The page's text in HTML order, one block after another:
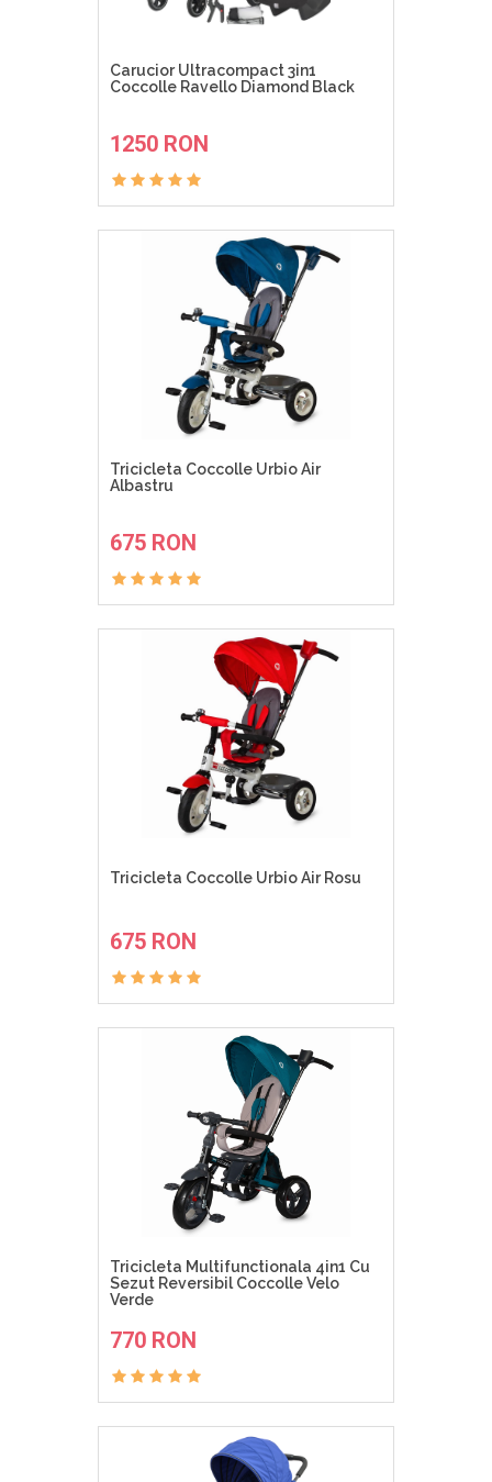
Carucior Ultracompact 3in1
Coccolle Ravello Diamond Black
1250 RON
Tricicleta Coccolle Urbio Air
Albastru
675 RON
Tricicleta Coccolle Urbio Air Rosu
675 RON
Tricicleta Multifunctionala 4in1 Cu
Sezut Reversibil Coccolle Velo
Verde
770 RON